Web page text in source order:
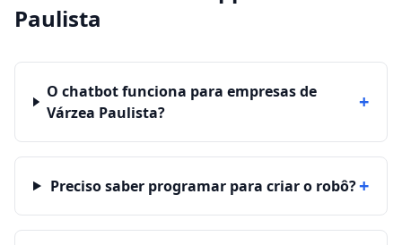
Paulista
O chatbot funciona para empresas de
Várzea Paulista?
+
Preciso saber programar para criar o robô?+